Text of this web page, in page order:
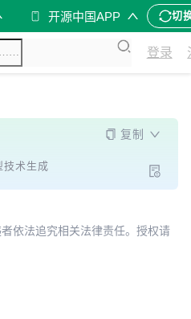
开源中国APP 切
登录
复制
技术生成
依法追究相关法律责任。授权请